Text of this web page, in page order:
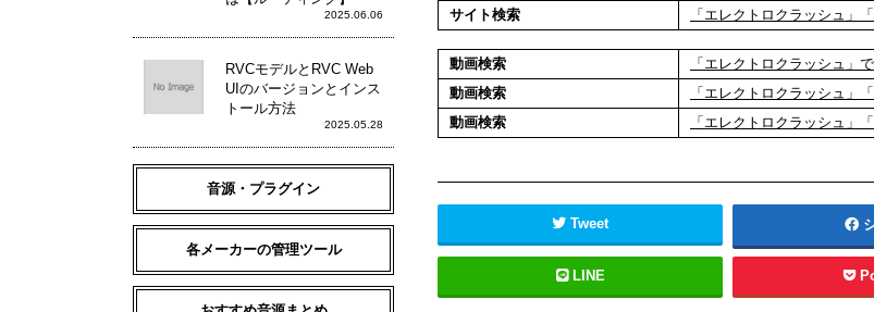
サイト検索
「エレクトロクラッシュ」
動画検索
「エレクトロクラッシュ」
動画検索
「エレクトロクラッシュ」
動画検索
「エレクトロクラッシュ」
Tweet
LINE
2025.06.06
RVCモデルとRVC Web
UIのバージョンとインス
トール方法
2025.05.28
音源・プラグイン
各メーカーの管理ツール